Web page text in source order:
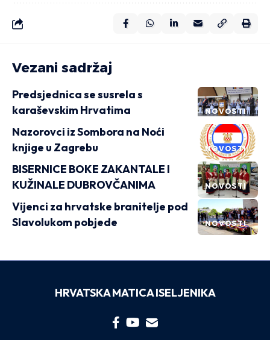
Vezani sadržaj
NOVOSTI
Predsjednica se susrela s
karaševskim Hrvatima
NOVOSTI
Nazorovci iz Sombora na Noći
knjige u Zagrebu
NOVOSTI
BISERNICE BOKE ZAKANTALE I
KUŽINALE DUBROVČANIMA
NOVOSTI
Vijenci za hrvatske branitelje pod
Slavolukom pobjede
HRVATSKA MATICA ISELJENIKA